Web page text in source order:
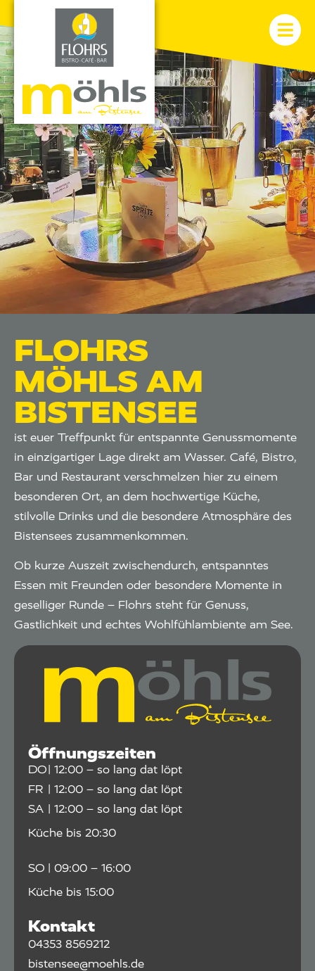
FLOHRS
MÖHLS AM
BISTENSEE
ist euer Treffpunkt für entspannte Genussmomente
in einzigartiger Lage direkt am Wasser. Café, Bistro,
Bar und Restaurant verschmelzen hier zu einem
besonderen Ort, an dem hochwertige Küche,
stilvolle Drinks und die besondere Atmosphäre des
Bistensees zusammenkommen.
Ob kurze Auszeit zwischendurch, entspanntes
Essen mit Freunden oder besondere Momente in
geselliger Runde – Flohrs steht für Genuss,
Gastlichkeit und echtes Wohlfühlambiente am See.
Öffnungszeiten
DO| 12:00 – so lang dat löpt
FR | 12:00 – so lang dat löpt
SA | 12:00 – so lang dat löpt
Küche bis 20:30
SO | 09:00 – 16:00
Küche bis 15:00
Kontakt
04353 8569212
bistensee@moehls.de